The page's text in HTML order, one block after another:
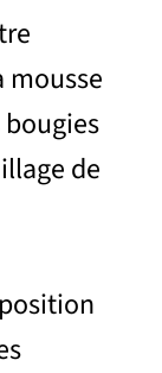
mousse
bougies
de